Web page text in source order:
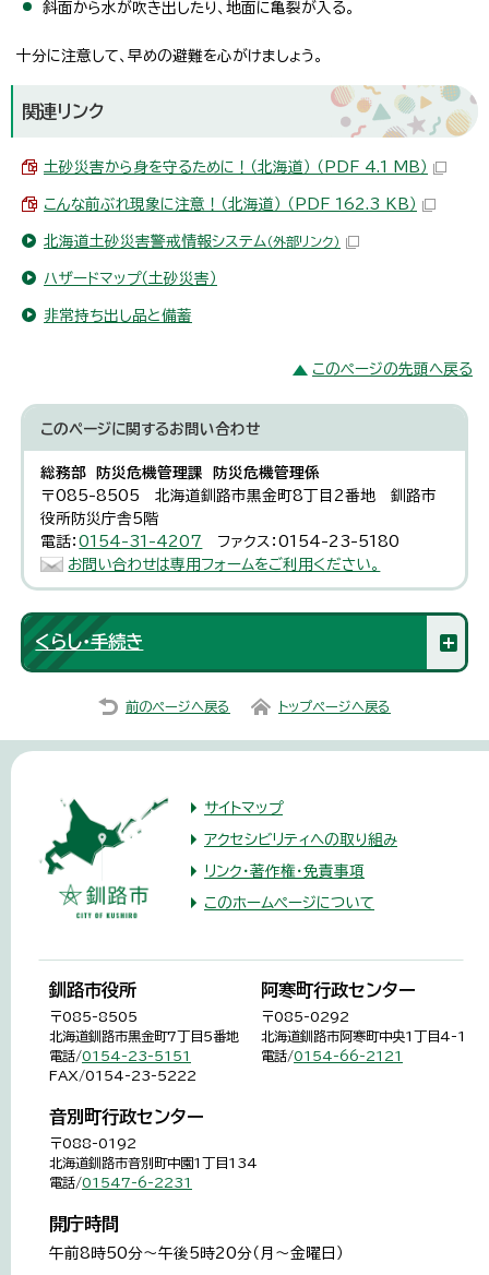
斜面から水が吹き出したり、地面に亀裂が入る。
十分に注意して、早めの避難を心がけましょう。
関連リンク
土砂災害から身を守るために！（北海道） （PDF 4.1 MB）
こんな前ぶれ現象に注意！（北海道） （PDF 162.3 KB）
北海道土砂災害警戒情報システム（外部リンク）
ハザードマップ（土砂災害）
非常持ち出し品と備蓄
このページの先頭へ戻る
このページに関するお問い合わせ
総務部 防災危機管理課 防災危機管理係
〒085-8505 北海道釧路市黒金町8丁目2番地 釧路市
役所防災庁舎5階
電話：0154-31-4207
ファクス：0154-23-5180
お問い合わせは専用フォームをご利用ください。
くらし・手続き
前のページへ戻る トップページへ戻る
サイトマップ
アクセシビリティへの取り組み
リンク・著作権・免責事項
このホームページについて
釧路市役所
〒085-8505
北海道釧路市黒金町7丁目5番地
電話/0154-23-5151
FAX/0154-23-5222
阿寒町行政センター
〒085-0292
北海道釧路市阿寒町中央1丁目4-1
電話/0154-66-2121
音別町行政センター
〒088-0192
北海道釧路市音別町中園1丁目134
電話/01547-6-2231
開庁時間
午前8時50分～午後5時20分（月～金曜日）